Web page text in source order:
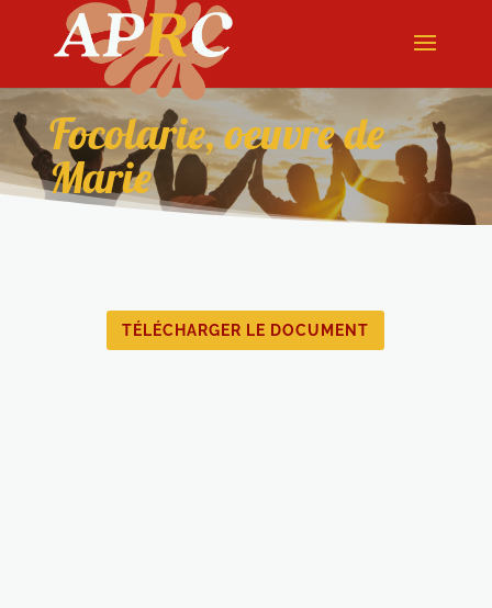
Focolarie, oeuvre de
Marie
TÉLÉCHARGER LE DOCUMENT